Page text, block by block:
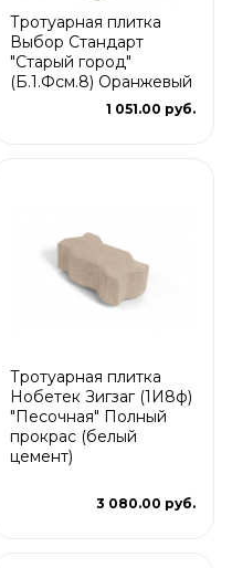
Тротуарная плитка
Выбор Стандарт
"Старый город"
(Б.1.Фсм.8) Оранжевый
1 051.00 руб.
Тротуарная плитка
Нобетек Зигзаг (1И8ф)
"Песочная" Полный
прокрас (белый
цемент)
3 080.00 руб.